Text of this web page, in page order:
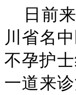
日前来
川省名
不孕护
一道来